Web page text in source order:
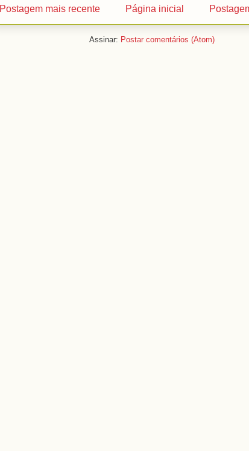
Postagem mais recente Página inicial
Assinar: Postar comentários (Atom)